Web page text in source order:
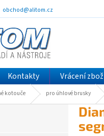
obchod@alitom.cz
Kontakty Vrácení
kotouče pro úhlové brusky